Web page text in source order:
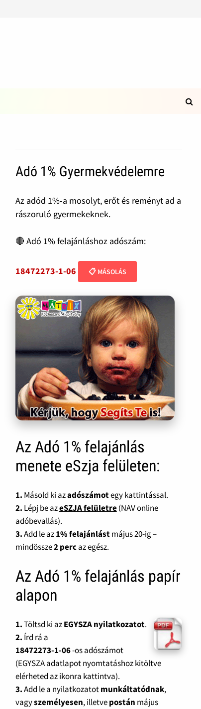
Adó 1% Gyermekvédelemre
Az adód 1%-a mosolyt, erőt és reményt ad a
rászoruló gyermekeknek.
🔴 Adó 1% felajánláshoz adószám:
18472273-1-06 📋 MÁSOLÁS
Az Adó 1% felajánlás
menete eSzja felületen:
1. Másold ki azadószámotegy kattintással.
2. Lépj be azeSZJA felületre(NAV online
adóbevallás).
3.Add le az1% felajánlástmájus 20-ig –
mindössze2 percaz egész.
Az Adó 1% felajánlás papír
alapon
1.Töltsd ki azEGYSZA nyilatkozatot.
2. Írd rá a
18472273-1-06-os adószámot
(EGYSZA adatlapot nyomtatáshoz kitöltve
elérheted az ikonra kattintva).
3.Add le a nyilatkozatotmunkáltatódnak,
vagyszemélyesen, illetvepostán május